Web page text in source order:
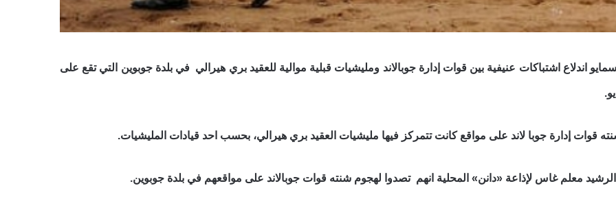
اندلاع اشتباكات عنيفية بين قوات إدارة جوبالاند ومليشيات قبلية موالية للعقيد بري هيرالي في بلدة جوبوين التي تقع على
قوات إدارة جوبا لاند على مواقع كانت تتمركز فيها مليشيات العقيد بري هيرالي، بحسب احد قيادات المليشيات.
معلم غاس لإذاعة «دانن» المحلية انهم تصدوا لهجوم شنته قوات جوبالاند على مواقعهم في بلدة جوبوين.